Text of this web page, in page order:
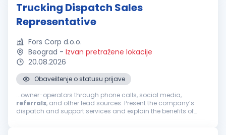
Trucking Dispatch Sales
Representative
Fors Corp d.o.o.
Beograd - Izvan pretražene lokacije
20.08.2026
Obaveštenje o statusu prijave
...owner-operators through phone calls, social media,
referrals, and other lead sources. Present the company’s
dispatch and support services and explain the benefits of